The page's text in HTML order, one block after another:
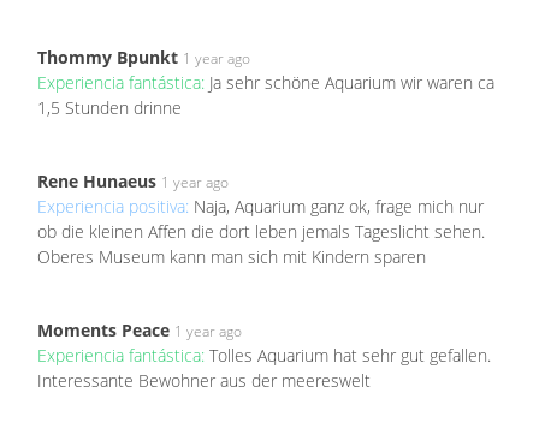
Thommy Bpunkt 1 year ago
Experiencia fantástica: Ja sehr schöne Aquarium wir waren ca
1,5 Stunden drinne
Rene Hunaeus 1 year ago
Experiencia positiva: Naja, Aquarium ganz ok, frage mich nur
ob die kleinen Affen die dort leben jemals Tageslicht sehen.
Oberes Museum kann man sich mit Kindern sparen
Moments Peace 1 year ago
Experiencia fantástica: Tolles Aquarium hat sehr gut gefallen.
Interessante Bewohner aus der meereswelt